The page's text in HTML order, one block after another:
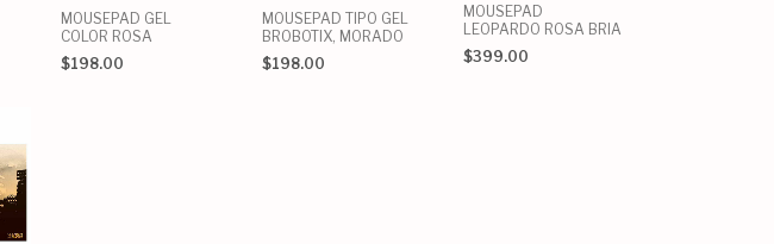
MOUSEPAD GEL
COLOR ROSA
$198.00
MOUSEPAD TIPO GEL
BROBOTIX, MORADO
$198.00
MOUSEPAD
LEOPARDO ROSA BRIA
$399.00